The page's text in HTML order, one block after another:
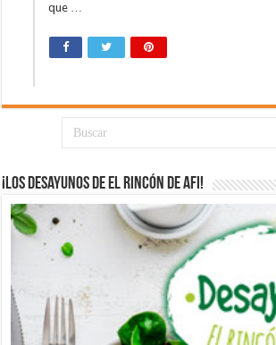
que …
¡Los desayunos de El Rincón de Afi!